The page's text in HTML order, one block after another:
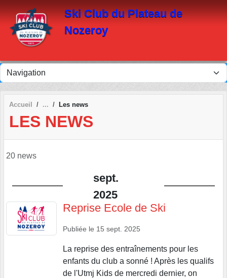
Ski Club du Plateau de
Nozeroy
Accueil Les news
LES NEWS
20 news
sept.
2025
Reprise Ecole de Ski
Publiée le 15 sept. 2025
La reprise des entraînements pour les
enfants du club a sonné ! Après les qualifs
de l'Utmj Kids de mercredi dernier, on